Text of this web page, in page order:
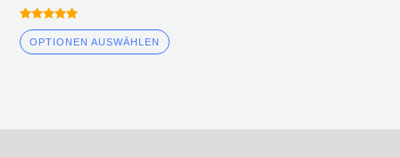
Bewertet
5.00
von 5
OPTIONEN AUSWÄHLEN